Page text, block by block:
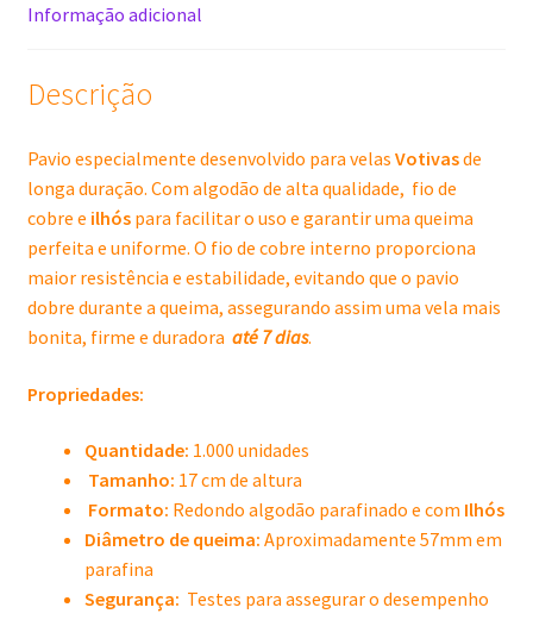
Informação adicional
Descrição
Pavio especialmente desenvolvido para velas Votivasde
longa duração. Com algodão de alta qualidade, fio de
cobre e ilhóspara facilitar o uso e garantir uma queima
perfeita e uniforme. O fio de cobre interno proporciona
maior resistência e estabilidade, evitando que o pavio
dobre durante a queima, assegurando assim uma vela mais
bonita, firme e duradora até 7 dias.
Propriedades:
Quantidade: 1.000 unidades
Tamanho: 17 cm de altura
Formato: Redondo algodão parafinado e com Ilhós
Diâmetro de queima: Aproximadamente 57mm em
parafina
Segurança: Testes para assegurar o desempenho